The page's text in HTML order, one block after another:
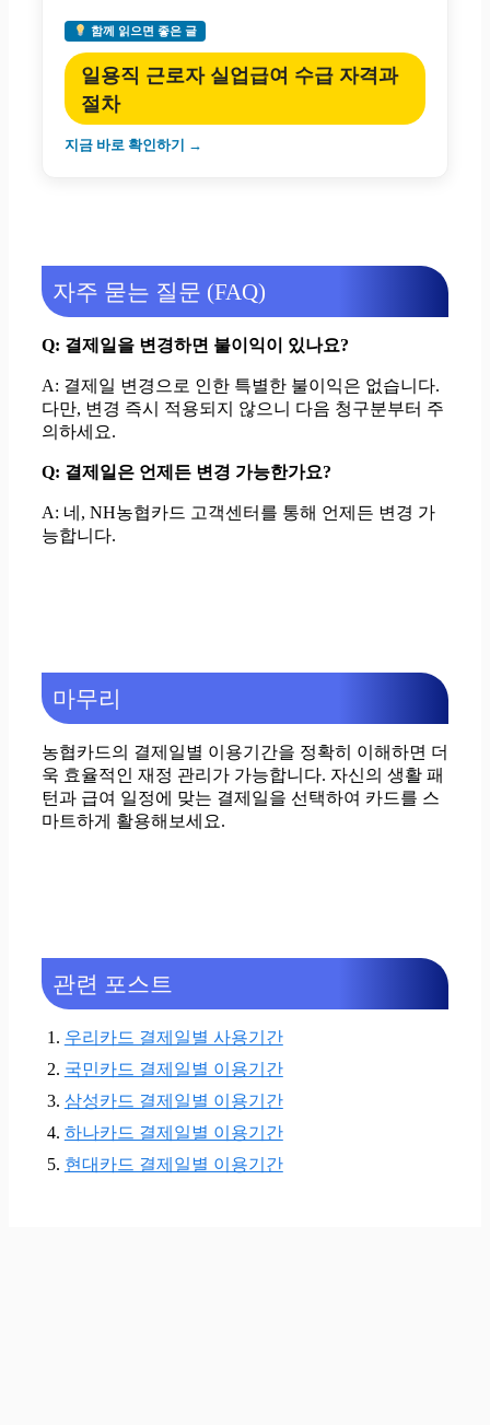
함께 읽으면 좋은 글
일용직 근로자 실업급여 수급 자격과
절차
지금 바로 확인하기 →
자주 묻는 질문 (FAQ)
Q: 결제일을 변경하면 불이익이 있나요?
A: 결제일 변경으로 인한 특별한 불이익은 없습니다.
다만, 변경 즉시 적용되지 않으니 다음 청구분부터 주
의하세요.
Q: 결제일은 언제든 변경 가능한가요?
A: 네, NH농협카드 고객센터를 통해 언제든 변경 가
능합니다.
마무리
농협카드의 결제일별 이용기간을 정확히 이해하면 더
욱 효율적인 재정 관리가 가능합니다. 자신의 생활 패
턴과 급여 일정에 맞는 결제일을 선택하여 카드를 스
마트하게 활용해보세요.
관련 포스트
우리카드 결제일별 사용기간
국민카드 결제일별 이용기간
삼성카드 결제일별 이용기간
하나카드 결제일별 이용기간
현대카드 결제일별 이용기간